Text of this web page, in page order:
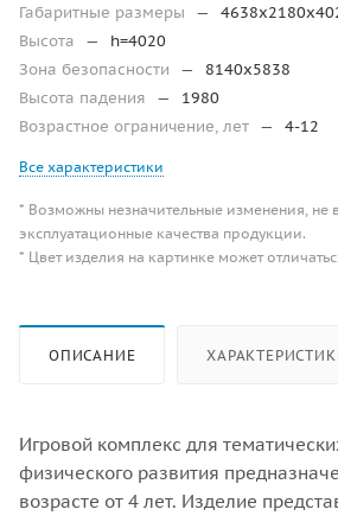
Габаритные размеры
—
Высота
—
h=4020
Зона безопасности
—
8140х5838
Высота падения
—
1980
Возрастное ограничение, лет — 4-12
Все характеристики
* Возможны незначительные изменения, не
эксплуатационные качества продукции.
* Цвет изделия на картинке может
ОПИСАНИЕ
Игровой комплекс для
физического развития
возрасте от 4 лет. Изделие